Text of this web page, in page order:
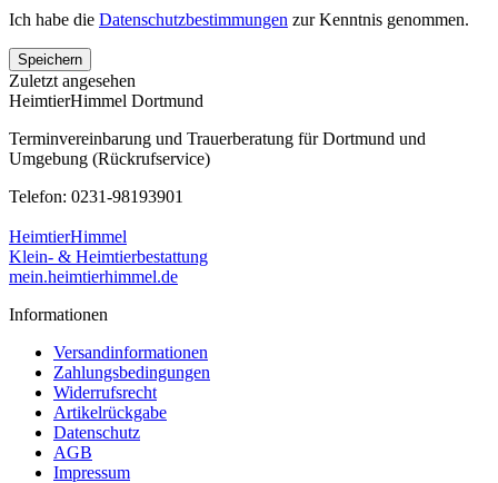
Ich habe die Datenschutzbestimmungen zur Kenntnis genommen.
Speichern
Zuletzt angesehen
HeimtierHimmel Dortmund
Terminvereinbarung und Trauerberatung für Dortmund und
Umgebung (Rückrufservice)
Telefon: 0231-98193901
HeimtierHimmel
Klein- & Heimtierbestattung
mein.heimtierhimmel.de
Informationen
Versandinformationen
Zahlungsbedingungen
Widerrufsrecht
Artikelrückgabe
Datenschutz
AGB
Impressum